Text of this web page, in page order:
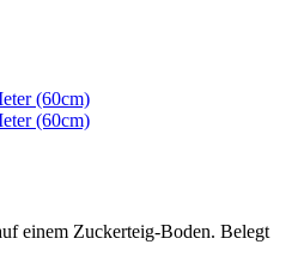
einem Zuckerteig-Boden. Belegt